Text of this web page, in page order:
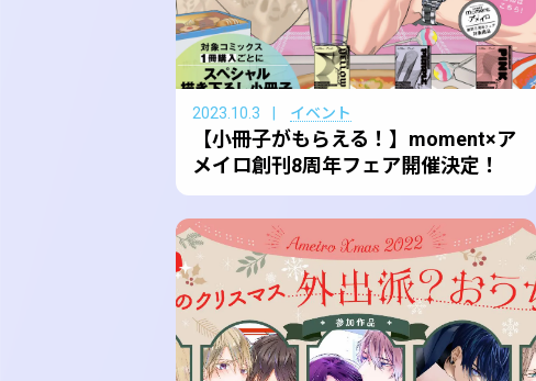
2023.10.3 イベント
【小冊子がもらえる！】moment×ア
メイロ創刊8周年フェア開催決定！